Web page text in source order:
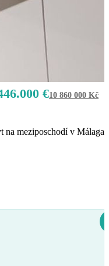
€10 860 000 Kč
meziposchodí v Málaga